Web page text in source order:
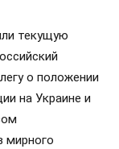
текущую
о положении
на Украине и
мирного